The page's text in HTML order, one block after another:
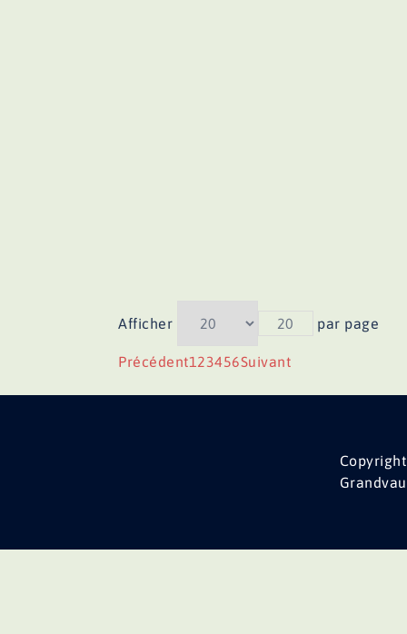
Afficher 20 par page
Précédent123456Suivant